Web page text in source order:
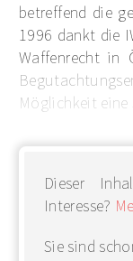
betreffend die
1996 dankt die
Waffenrecht in
Möglichkeit eine
Dieser
Interesse?
Sie sind